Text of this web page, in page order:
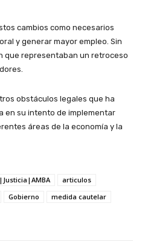
cambios como necesarios
y generar mayor empleo. Sin
que representaban un retroceso
obstáculos legales que ha
en su intento de implementar
áreas de la economía y la
articulos
Gobierno
medida cautelar